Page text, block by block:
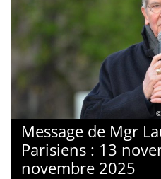
Message de Mgr
Parisiens : 13
novembre 2025